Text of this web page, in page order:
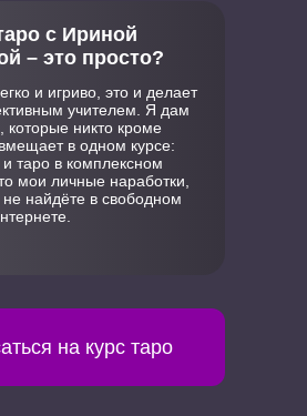
и игриво, это и делает
учителем. Я дам
которые никто кроме
в одном курсе:
и таро в комплексном
мои личные наработки,
найдёте в свободном
с Ириной
– это просто?
на курс таро